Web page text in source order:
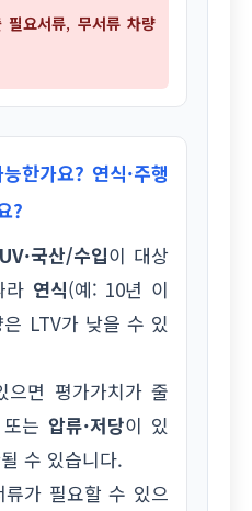
필요서류, 무서류 차량
한가요? 연식·주행
?
국산/수입이 대상
라 연식(예: 10년 이
은 LTV가 낮을 수 있
으면 평가가치가 줄
또는 압류·저당이 있
수 있습니다.
가 필요할 수 있으